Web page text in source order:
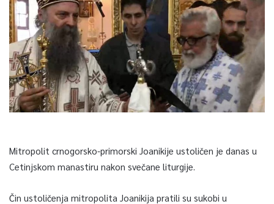
Mitropolit crnogorsko-primorski Joanikije ustoličen je danas u
Cetinjskom manastiru nakon svečane liturgije.
Čin ustoličenja mitropolita Joanikija pratili su sukobi u